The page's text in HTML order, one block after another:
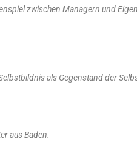
zwischen Managern und
als Gegenstand der
aus Baden.